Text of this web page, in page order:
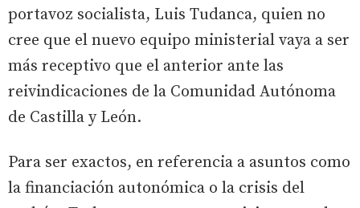
portavoz socialista, Luis Tudanca, quien no
cree que el nuevo equipo ministerial vaya a ser
más receptivo que el anterior ante las
reivindicaciones de la Comunidad Autónoma
de Castilla y León.
Para ser exactos, en referencia a asuntos como
la financiación autonómica o la crisis del